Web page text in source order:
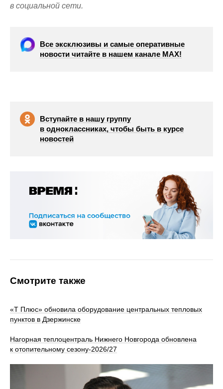
в социальной сети.
Все эксклюзивы и самые оперативные
новости читайте в нашем канале МАХ!
Вступайте в нашу группу
в одноклассниках, чтобы быть в курсе
новостей
Смотрите также
«Т Плюс» обновила оборудование центральных тепловых
пунктов в Дзержинске
Нагорная теплоцентраль Нижнего Новгорода обновлена
к отопительному сезону‑2026/27